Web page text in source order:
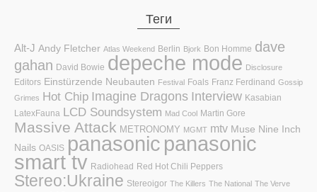
Теги
Alt-J Andy Fletcher Atlas Weekend Berlin Bjork Bon Homme dave
gahan David Bowie depeche mode Disclosure
Editors Einstürzende Neubauten Festival Foals Franz Ferdinand Gossip
Grimes Hot Chip Imagine Dragons Interview Kasabian
LatexFauna LCD Soundsystem Mad Cool Martin Gore
Massive Attack METRONOMY MGMT mtv Muse Nine Inch
Nails OASIS panasonic panasonic
smart tv Radiohead Red Hot Chili Peppers
Stereo:Ukraine Stereoigor The Killers The National The Verve